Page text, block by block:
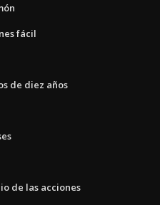
fácil
de diez años
de las acciones